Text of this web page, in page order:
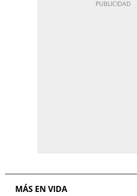
MÁS EN VIDA